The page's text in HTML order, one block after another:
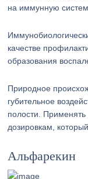
на иммунную
качестве
образования
Природное
губительное
полости.
дозировкам,
Альфарекин